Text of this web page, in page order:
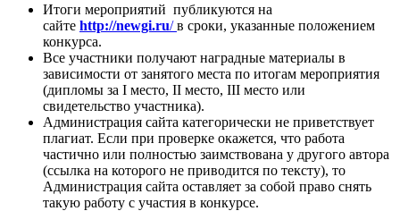
Итоги мероприятий публикуются на
сайте http://newgi.ru/в сроки, указанные положением
конкурса.
Все участники получают наградные материалы в
зависимости от занятого места по итогам мероприятия
(дипломы за I место, II место, III место или
свидетельство участника).
Администрация сайта категорически не приветствует
плагиат. Если при проверке окажется, что работа
частично или полностью заимствована у другого автора
(ссылка на которого не приводится по тексту), то
Администрация сайта оставляет за собой право снять
такую работу с участия в конкурсе.